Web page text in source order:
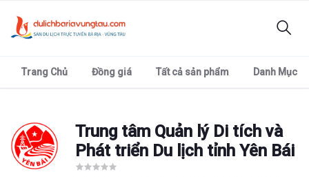
Trang Chủ Đồng giá Tất cả sản phẩm Danh Mục
Trung tâm Quản lý Di tích và
Phát triển Du lịch tỉnh Yên Bái